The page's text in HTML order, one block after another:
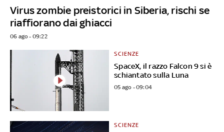
Virus zombie preistorici in Siberia, rischi se
riaffiorano dai ghiacci
06 ago - 09:22
SpaceX, il razzo Falcon 9 si è
schiantato sulla Luna
SCIENZE
05 ago - 09:04
SCIENZE